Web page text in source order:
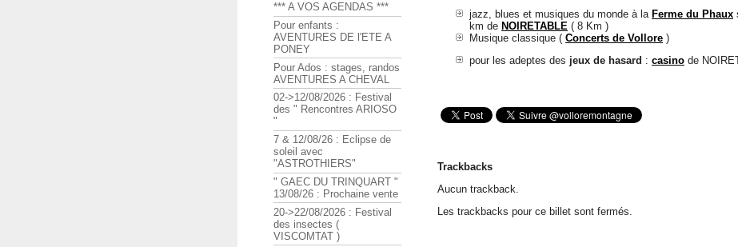
jazz, blues et musiques du monde à la Ferme du Phaux
km de NOIRETABLE ( 8 Km )
Musique classique ( Concerts de Vollore )
pour les adeptes des jeux de hasard : casino de
Trackbacks
Aucun trackback.
Les trackbacks pour ce billet sont fermés.
*** A VOS AGENDAS ***
Pour enfants :
AVENTURES DE l'ETE A
PONEY
Pour Ados : stages, randos
AVENTURES A CHEVAL
02->12/08/2026 : Festival
des " Rencontres ARIOSO
"
7 & 12/08/26 : Eclipse de
soleil avec
"ASTROTHIERS"
" GAEC DU TRINQUART "
13/08/26 : Prochaine vente
20->22/08/2026 : Festival
des insectes (
VISCOMTAT )